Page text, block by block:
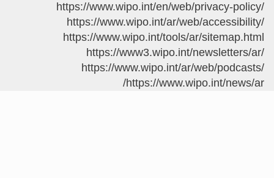
https://www.wipo.int/en/web/privacy-policy/
https://www.wipo.int/ar/web/accessibility/
https://www.wipo.int/tools/ar/sitemap.html
https://www3.wipo.int/newsletters/ar/
https://www.wipo.int/ar/web/podcasts/
https://www.wipo.int/news/ar/